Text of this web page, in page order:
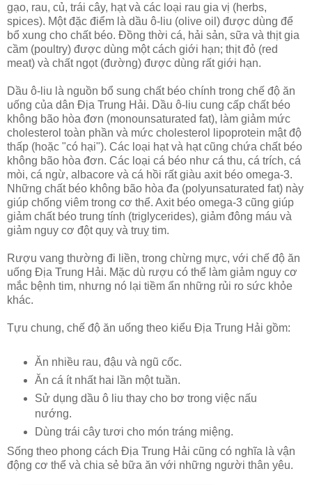
gạo, rau, củ, trái cây, hạt và các loại rau gia vị (herbs,
spices). Một đặc điểm là dầu ô-liu (olive oil) được dùng để
bổ xung cho chất béo. Đồng thời cá, hải sản, sữa và thịt gia
cầm (poultry) được dùng một cách giới hạn; thịt đỏ (red
meat) và chất ngọt (đường) được dùng rất giới hạn.
Dầu ô-liu là nguồn bổ sung chất béo chính trong chế độ ăn
uống của dân Địa Trung Hải. Dầu ô-liu cung cấp chất béo
không bão hòa đơn (monounsaturated fat), làm giảm mức
cholesterol toàn phần và mức cholesterol lipoprotein mật độ
thấp (hoặc "có hại"). Các loại hạt và hạt cũng chứa chất béo
không bão hòa đơn. Các loại cá béo như cá thu, cá trích, cá
mòi, cá ngừ, albacore và cá hồi rất giàu axit béo omega-3.
Những chất béo không bão hòa đa (polyunsaturated fat) này
giúp chống viêm trong cơ thể. Axit béo omega-3 cũng giúp
giảm chất béo trung tính (triglycerides), giảm đông máu và
giảm nguy cơ đột quỵ và truỵ tim.
Rượu vang thường đi liền, trong chừng mực, với chế độ ăn
uống Địa Trung Hải. Mặc dù rượu có thể làm giảm nguy cơ
mắc bệnh tim, nhưng nó lại tiềm ẩn những rủi ro sức khỏe
khác.
Tựu chung, chế độ ăn uống theo kiểu Địa Trung Hải gồm:
Ăn nhiều rau, đậu và ngũ cốc.
Ăn cá ít nhất hai lần một tuần.
Sử dụng dầu ô liu thay cho bơ trong việc nấu
nướng.
Dùng trái cây tươi cho món tráng miệng.
Sống theo phong cách Địa Trung Hải cũng có nghĩa là vận
động cơ thể và chia sẻ bữa ăn với những người thân yêu.